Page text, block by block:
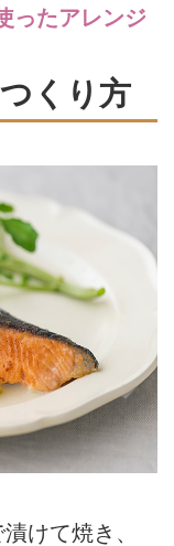
ったアレンジ
くり方
けて焼き、